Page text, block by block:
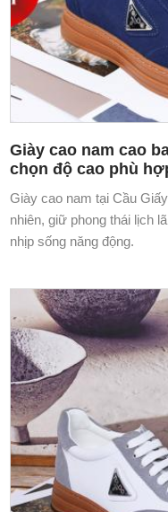
Giày cao nam cao
chọn độ cao phù
Giày cao nam tại Cầu
nhiên, giữ phong thái lịch
nhịp sống năng động.